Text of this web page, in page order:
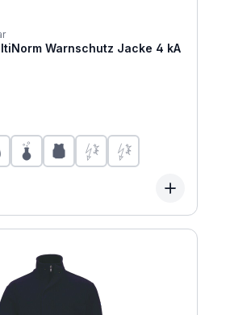
Warnschutz Jacke 4 kA